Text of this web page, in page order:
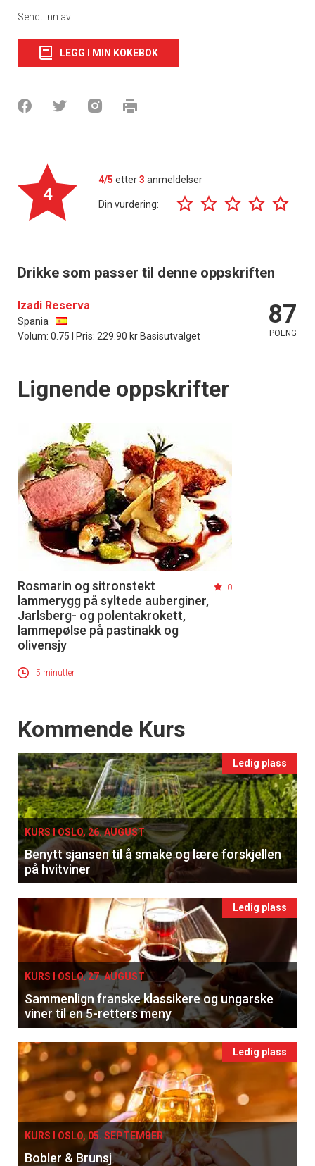
Sendt inn av
LEGG I MIN KOKEBOK
4
4/5 etter3 anmeldelser
Din vurdering:
Drikke som passer til denne oppskriften
Izadi Reserva
Spania
Volum: 0.75 l Pris: 229.90 kr Basisutvalget
87
POENG
Lignende oppskrifter
Rosmarin og sitronstekt
lammerygg på syltede auberginer,
Jarlsberg- og polentakrokett,
lammepølse på pastinakk og
olivensjy
0
5 minutter
Events
Kommende Kurs
Ledig plass
KURS I OSLO, 26. AUGUST
Benytt sjansen til å smake og lære forskjellen
på hvitviner
Ledig plass
KURS I OSLO, 27. AUGUST
Sammenlign franske klassikere og ungarske
viner til en 5-retters meny
Ledig plass
KURS I OSLO, 05. SEPTEMBER
Bobler & Brunsj